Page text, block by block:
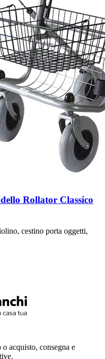
Rollator Classico
cestino porta oggetti,
acquisto, consegna e